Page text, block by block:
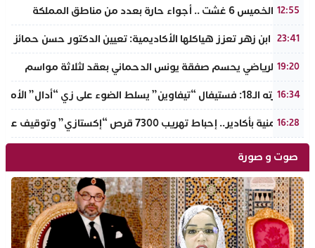
12:55
طقس الخميس 6 غشت .. أجواء حارة بعدد من مناطق المملكة
23:41
جامعة ابن زهر تعزز هياكلها الأكاديمية: تعيين الدكتور حسن حمائز
19:20
الرجاء الرياضي يحسم صفقة يونس الدحماني بعقد لثلاثة مواسم
16:34
في دورته الـ18: فستيفال “تيفاوين” يسلط الضوء على زي “أدال” الأمازيغي ويكرم رائدات التطريز والتصميم بالـأطلس الصغير
16:28
ضربة أمنية بأكادير.. إحباط تهريب 7300 قرص “إكستازي” وتوقيف عنصرين من ذوي السوابق
صوت و صورة